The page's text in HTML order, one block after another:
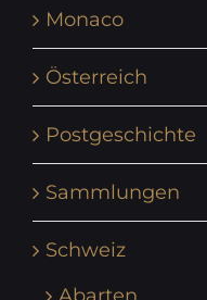
Monaco
Österreich
Postgeschichte
Sammlungen
Schweiz